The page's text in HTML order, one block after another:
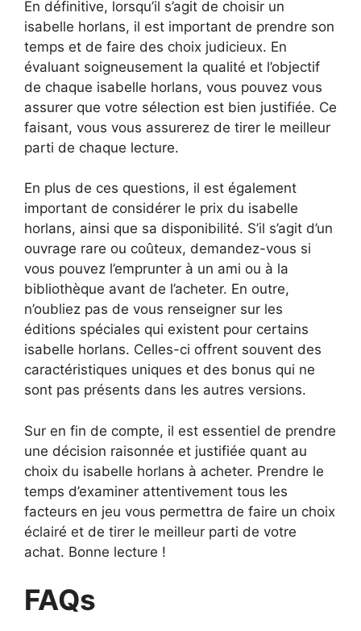
En définitive, lorsqu’il s’agit de choisir un
isabelle horlans, il est important de prendre son
temps et de faire des choix judicieux. En
évaluant soigneusement la qualité et l’objectif
de chaque isabelle horlans, vous pouvez vous
assurer que votre sélection est bien justifiée. Ce
faisant, vous vous assurerez de tirer le meilleur
parti de chaque lecture.
En plus de ces questions, il est également
important de considérer le prix du isabelle
horlans, ainsi que sa disponibilité. S’il s’agit d’un
ouvrage rare ou coûteux, demandez-vous si
vous pouvez l’emprunter à un ami ou à la
bibliothèque avant de l’acheter. En outre,
n’oubliez pas de vous renseigner sur les
éditions spéciales qui existent pour certains
isabelle horlans. Celles-ci offrent souvent des
caractéristiques uniques et des bonus qui ne
sont pas présents dans les autres versions.
Sur en fin de compte, il est essentiel de prendre
une décision raisonnée et justifiée quant au
choix du isabelle horlans à acheter. Prendre le
temps d’examiner attentivement tous les
facteurs en jeu vous permettra de faire un choix
éclairé et de tirer le meilleur parti de votre
achat. Bonne lecture !
FAQs